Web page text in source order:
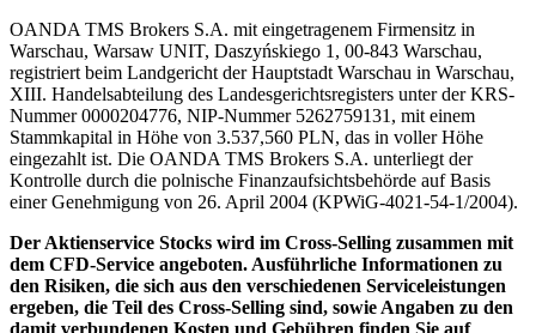
OANDA TMS Brokers S.A. mit eingetragenem Firmensitz in
Warschau, Warsaw UNIT, Daszyńskiego 1, 00-843 Warschau,
registriert beim Landgericht der Hauptstadt Warschau in Warschau,
XIII. Handelsabteilung des Landesgerichtsregisters unter der KRS-
Nummer 0000204776, NIP-Nummer 5262759131, mit einem
Stammkapital in Höhe von 3.537,560 PLN, das in voller Höhe
eingezahlt ist. Die OANDA TMS Brokers S.A. unterliegt der
Kontrolle durch die polnische Finanzaufsichtsbehörde auf Basis
einer Genehmigung von 26. April 2004 (KPWiG-4021-54-1/2004).
Der Aktienservice Stocks wird im Cross-Selling zusammen mit
dem CFD-Service angeboten. Ausführliche Informationen zu
den Risiken, die sich aus den verschiedenen Serviceleistungen
ergeben, die Teil des Cross-Selling sind, sowie Angaben zu den
damit verbundenen Kosten und Gebühren finden Sie auf